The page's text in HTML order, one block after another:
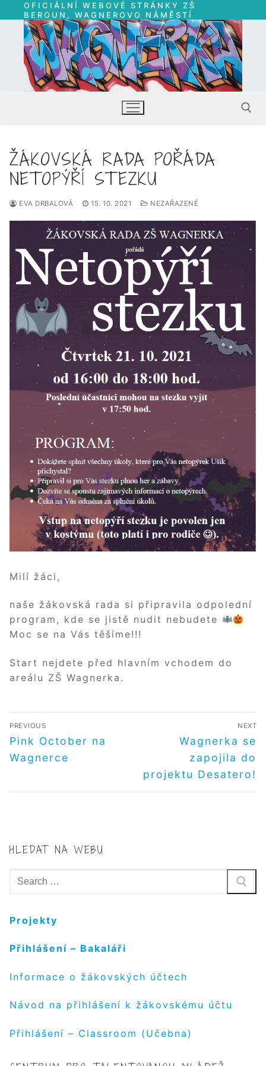
Přeskočit
na
obsah
OFICIÁLNÍ WEBOVÉ STRÁNKY ZŠ
BEROUN, WAGNEROVO NÁMĚSTÍ
Hledat:
ŽÁKOVSKÁ RADA POŘÁDA
NETOPÝŘÍ STEZKU
EVA DRBALOVÁ 15. 10. 2021 NEZAŘAZENÉ
Milí žáci,
naše žákovská rada si připravila odpolední
program, kde se jistě nudit nebudete
Moc se na Vás těšíme!!!
Start nejdete před hlavním vchodem do
areálu ZŠ Wagnerka.
NAVIGACE
PRO
PŘÍSPĚVEK
PREVIOUS
Předchozí
příspěvek
Pink October na
Wagnerce
NEXT
Další
příspěvek
Wagnerka se
zapojila do
projektu Desatero!
HLEDAT NA WEBU
Hledat:
Projekty
Přihlášení – Bakaláři
Informace o žákovských účtech
Návod na přihlášení k žákovskému účtu
Přihlášení – Classroom (Učebna)